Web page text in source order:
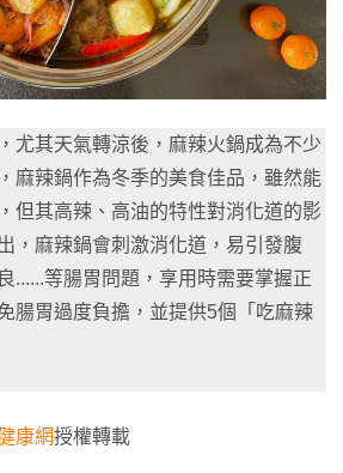
尤其天氣轉涼後，麻辣火鍋成為不少
麻辣鍋作為冬季的美食佳品，雖然能
但其高辣、高油的特性對消化道的影
，麻辣鍋會刺激消化道，易引發腹
......等腸胃問題，享用時需要掌握正
腸胃過度負擔，並提供5個「吃麻辣
康網授權轉載